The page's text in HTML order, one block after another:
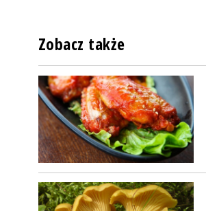
Zobacz także